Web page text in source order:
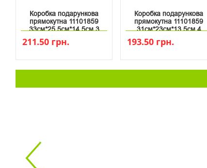
Коробка подарункова
прямокутна 11101859
33см*25.5см*14.5см 3
211.50 грн.
Коробка подарункова
прямокутна 11101859
31см*23см*13.5см 4
193.50 грн.